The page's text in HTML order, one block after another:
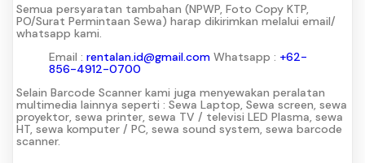
Semua persyaratan tambahan (NPWP, Foto Copy KTP,
PO/Surat Permintaan Sewa) harap dikirimkan melalui email/
whatsapp kami.
Email : rentalan.id@gmail.com Whatsapp : +62-
856-4912-0700
Selain Barcode Scanner kami juga menyewakan peralatan
multimedia lainnya seperti : Sewa Laptop, Sewa screen, sewa
proyektor, sewa printer, sewa TV / televisi LED Plasma, sewa
HT, sewa komputer / PC, sewa sound system, sewa barcode
scanner.